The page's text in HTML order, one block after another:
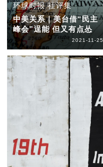
环球时报 社评集
中美关系｜美台借“民主
峰会”逞能 但又有点怂
2021-11-25